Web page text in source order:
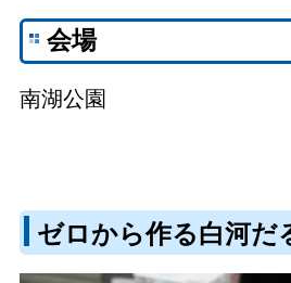
会場
南湖公園
ゼロから作る白河だ